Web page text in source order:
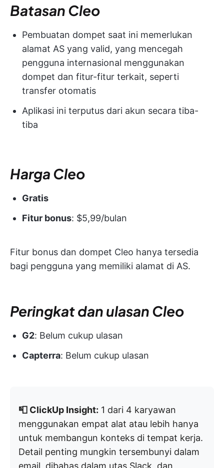
Batasan Cleo
Pembuatan dompet saat ini memerlukan
alamat AS yang valid, yang mencegah
pengguna internasional menggunakan
dompet dan fitur-fitur terkait, seperti
transfer otomatis
Aplikasi ini terputus dari akun secara tiba-
tiba
Harga Cleo
Gratis
Fitur bonus: $5,99/bulan
Fitur bonus dan dompet Cleo hanya tersedia
bagi pengguna yang memiliki alamat di AS.
Peringkat dan ulasan Cleo
G2: Belum cukup ulasan
Capterra: Belum cukup ulasan
📮 ClickUp Insight: 1 dari 4 karyawan
menggunakan empat alat atau lebih hanya
untuk membangun konteks di tempat kerja.
Detail penting mungkin tersembunyi dalam
email, dibahas dalam utas Slack, dan